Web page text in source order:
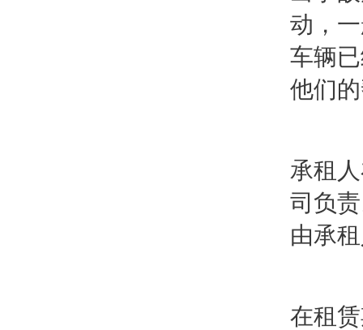
动，
车辆
他们
承租
司负
由承
在租